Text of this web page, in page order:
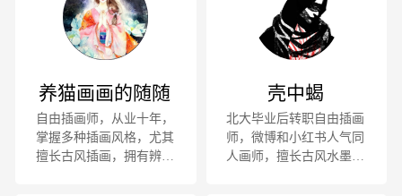
养猫画画的随随
自由插画师，从业十年，
掌握多种插画风格，尤其
擅长古风插画，拥有辨识
壳中蝎
北大毕业后转职自由插画
师，微博和小红书人气同
人画师，擅长古风水墨和